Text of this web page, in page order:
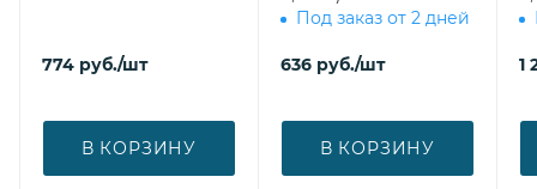
774 руб./шт
В КОРЗИНУ
Под заказ от 2 дней
636 руб./шт
В КОРЗИНУ
1